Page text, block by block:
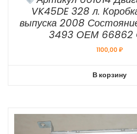
VK45DE 328 л.
выпуска 2008
3493 ОЕМ 66862
1100,00₽
В корзину